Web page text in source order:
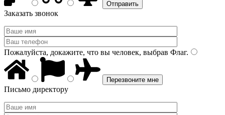
Заказать звонок
Пожалуйста, докажите, что вы человек, выбрав Флаг.
Письмо директору